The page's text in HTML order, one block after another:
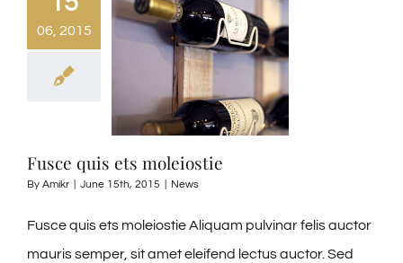
06, 2015
Fusce quis ets moleiostie
By Amikr June 15th, 2015 News
Fusce quis ets moleiostie Aliquam pulvinar felis auctor
mauris semper, sit amet eleifend lectus auctor. Sed